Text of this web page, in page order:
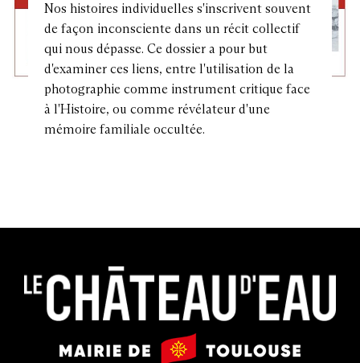
Nos histoires individuelles s'inscrivent souvent
de façon inconsciente dans un récit collectif
qui nous dépasse. Ce dossier a pour but
d'examiner ces liens, entre l'utilisation de la
photographie comme instrument critique face
à l'Histoire, ou comme révélateur d'une
mémoire familiale occultée.
château
Mairie